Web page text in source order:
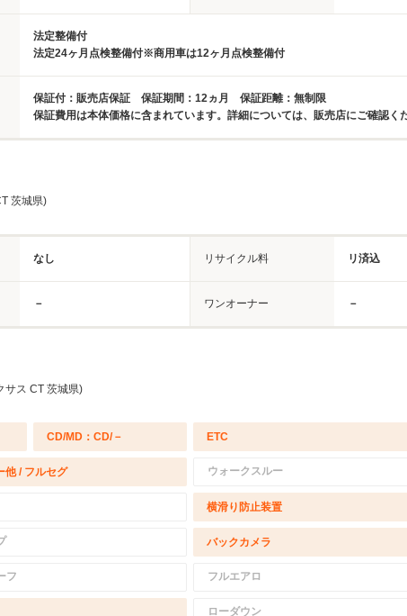
法定整備付
法定24ヶ月点検整備付※商用車は12ヶ月点検整備付
保証付：販売店保証 保証期間：12ヵ月 保証距離：無制限
保証費用は本体価格に含まれています。詳細については、販売店にご確認く
茨城県)
なし リサイクル料 リ済込
－ ワンオーナー －
サス CT 茨城県)
CD/MD：CD/－ ETC
他 / フルセグ ウォークスルー
横滑り防止装置
バックカメラ
フ フルエアロ
ローダウン